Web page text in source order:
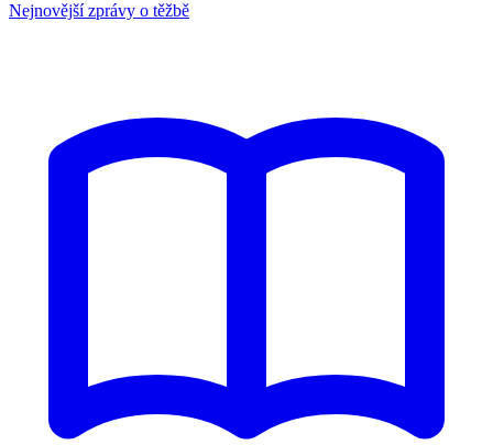
Nejnovější zprávy o těžbě